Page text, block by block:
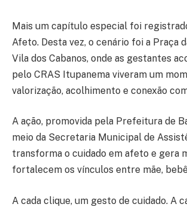
Mais um capítulo especial foi
Afeto. Desta vez, o cenário foi a Praça
Vila dos Cabanos, onde as gestantes
pelo CRAS Itupanema viveram um
valorização, acolhimento e conexão
A ação, promovida pela Prefeitura de
meio da Secretaria Municipal de
transforma o cuidado em afeto e gera
fortalecem os vínculos entre mãe,
A cada clique, um gesto de cuidado. A